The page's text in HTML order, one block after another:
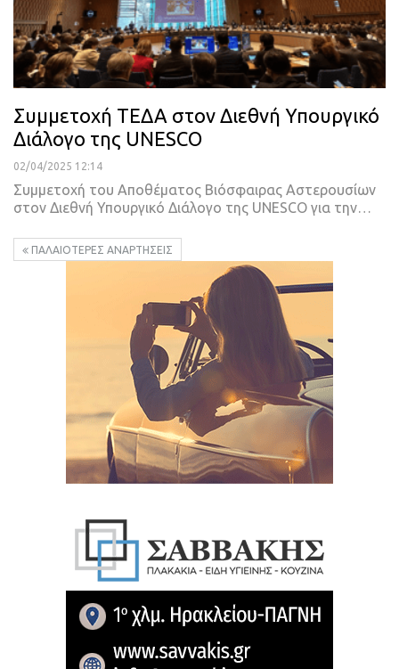
Συμμετοχή ΤΕΔΑ στον Διεθνή Υπουργικό
Διάλογο της UNESCO
02/04/2025 12:14
Συμμετοχή του Αποθέματος Βιόσφαιρας Αστερουσίων
στον Διεθνή Υπουργικό Διάλογο της UNESCO για την…
ΠΑΛΑΙΌΤΕΡΕΣ ΑΝΑΡΤΉΣΕΙΣ